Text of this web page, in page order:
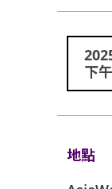
下
地點